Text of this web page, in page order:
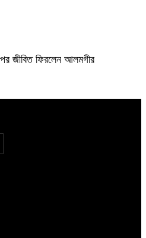
জীবিত ফিরলেন আলমগীর